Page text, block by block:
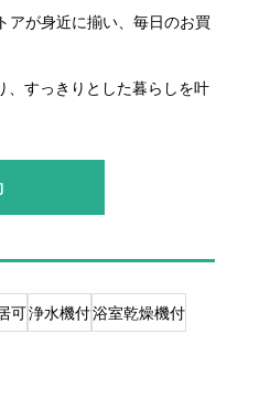
アが身近に揃い、毎日のお買
、すっきりとした暮らしを叶
可浄水機付浴室乾燥機付